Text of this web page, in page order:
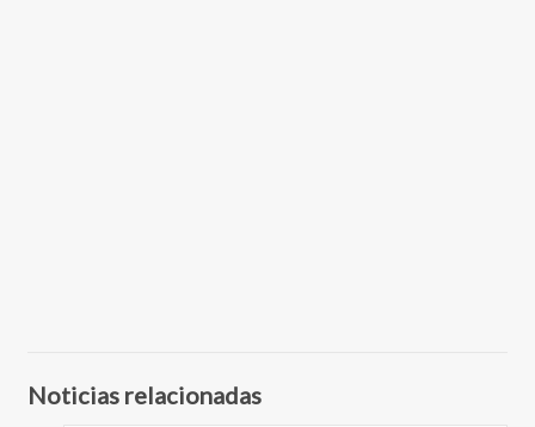
Noticias relacionadas